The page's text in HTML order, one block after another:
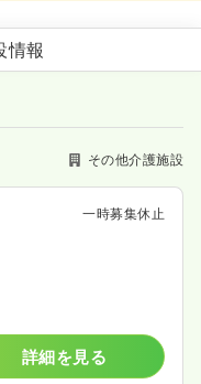
情報
その他介護施設
一時募集休止
詳細を見る